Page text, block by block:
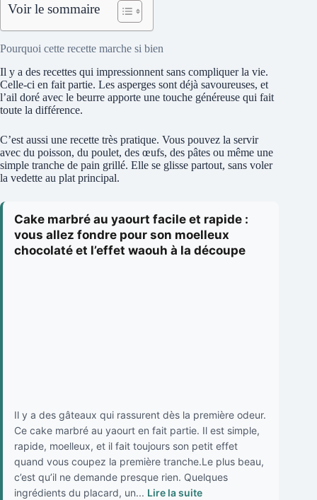
Voir le sommaire
Pourquoi cette recette marche si bien
Il y a des recettes qui impressionnent sans compliquer la vie.
Celle-ci en fait partie. Les asperges sont déjà savoureuses, et
l’ail doré avec le beurre apporte une touche généreuse qui fait
toute la différence.
C’est aussi une recette très pratique. Vous pouvez la servir
avec du poisson, du poulet, des œufs, des pâtes ou même une
simple tranche de pain grillé. Elle se glisse partout, sans voler
la vedette au plat principal.
Cake marbré au yaourt facile et rapide :
vous allez fondre pour son moelleux
chocolaté et l’effet waouh à la découpe
Il y a des gâteaux qui rassurent dès la première odeur.
Ce cake marbré au yaourt en fait partie. Il est simple,
rapide, moelleux, et il fait toujours son petit effet
quand vous coupez la première tranche.Le plus beau,
c’est qu’il ne demande presque rien. Quelques
ingrédients du placard, un... Lire la suite